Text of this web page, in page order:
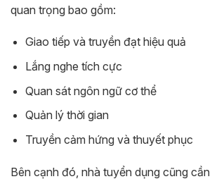
quan trọng bao gồm:
Giao tiếp và truyền đạt hiệu quả
Lắng nghe tích cực
Quan sát ngôn ngữ cơ thể
Quản lý thời gian
Truyền cảm hứng và thuyết phục
Bên cạnh đó, nhà tuyển dụng cũng